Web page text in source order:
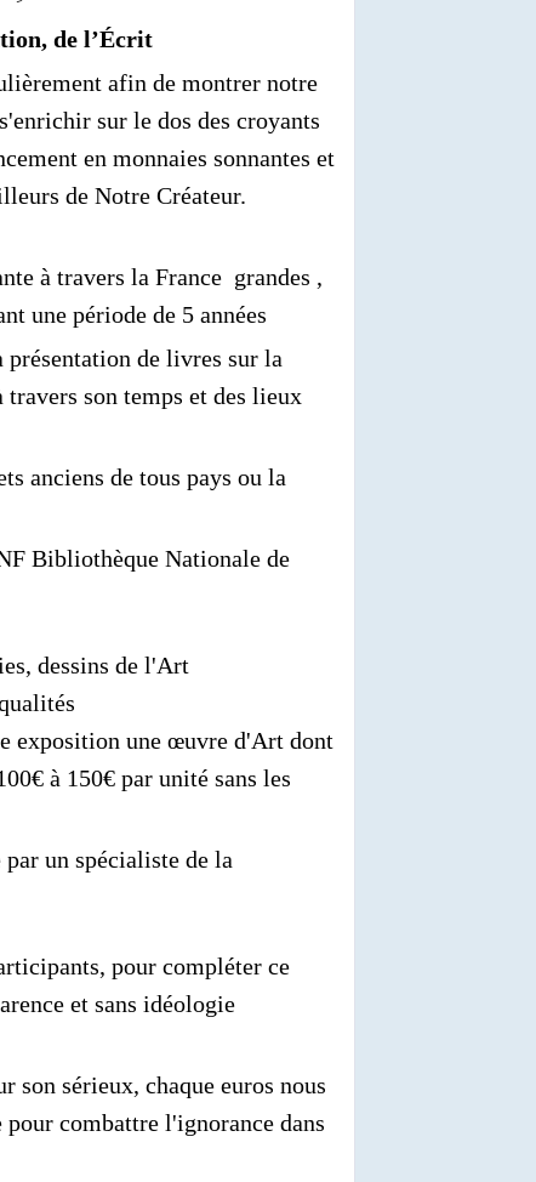
de l’Écrit
afin de montrer notre
sur le dos des croyants
en monnaies sonnantes et
de Notre Créateur.
à travers la France grandes ,
une période de 5 années
de livres sur la
son temps et des lieux
anciens de tous pays ou la
Bibliothèque Nationale de
dessins de l'Art
exposition une œuvre d'Art dont
à 150€ par unité sans les
un spécialiste de la
pour compléter ce
et sans idéologie
son sérieux, chaque euros nous
combattre l'ignorance dans